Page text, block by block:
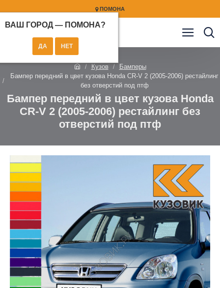
ПОМОНА
ВАШ ГОРОД — ПОМОНА?
Кузов
Бамперы
Бампер передний в цвет кузова Honda CR-V 2 (2005-2006) рестайлинг
без отверстий под птф
Бампер передний в цвет кузова Honda
CR-V 2 (2005-2006) рестайлинг без
отверстий под птф